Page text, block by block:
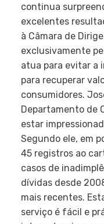
continua
excelentes
à Câmara de
exclusivamente
atua para evitar a
para recuperar
consumidores.
Departamento de
estar
Segundo ele, em
45 registros ao
casos de
dívidas desde
mais recentes.
serviço é fácil e